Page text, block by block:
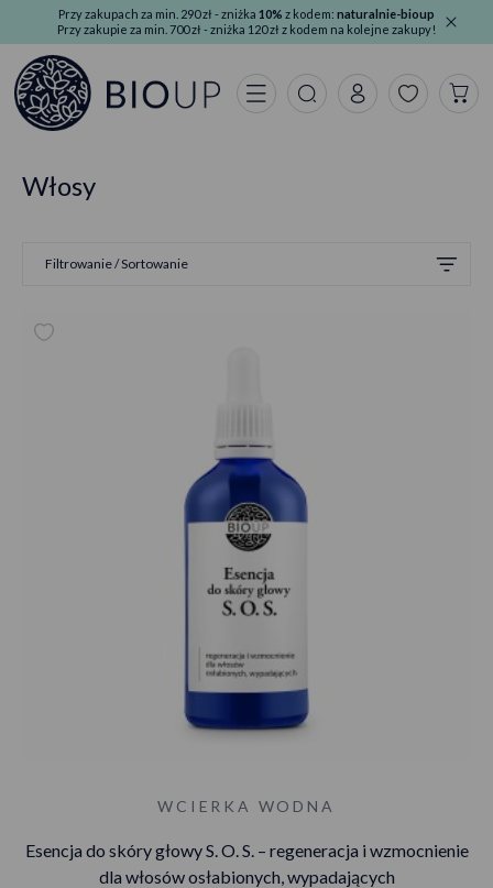
Przy zakupach za min. 290 zł - zniżka 10% z kodem: naturalnie-bioup
Przy zakupie za min. 700 zł - zniżka 120 zł z kodem na kolejne zakupy!
Włosy
Filtrowanie / Sortowanie
WCIERKA WODNA
Esencja do skóry głowy S. O. S. – regeneracja i wzmocnienie
dla włosów osłabionych, wypadających